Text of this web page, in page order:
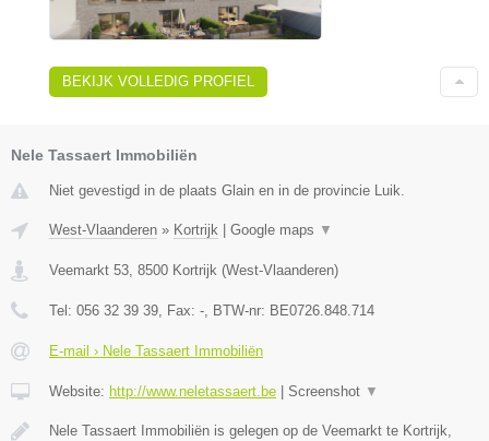
BEKIJK VOLLEDIG PROFIEL
Nele Tassaert Immobiliën
Niet gevestigd in de plaats Glain en in de provincie Luik.
West-Vlaanderen » Kortrijk Google maps ▼
Veemarkt 53 8500 Kortrijk (West-Vlaanderen)
Tel: 056 32 39 39 , Fax: - , BTW-nr: BE0726.848.714
E-mail › Nele Tassaert Immobiliën
Website: http://www.neletassaert.be Screenshot ▼
Nele Tassaert Immobiliën is gelegen op de Veemarkt te Kortrijk,